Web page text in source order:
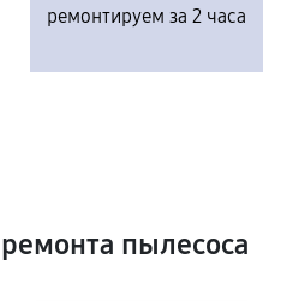
ремонтируем за 2 часа
пылесоса